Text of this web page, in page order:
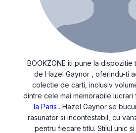
BOOKZONE iti pune la
de Hazel Gaynor , oferindu-ti
colectie de carti, inclusiv
dintre cele mai memorabile lucrari
la Paris . Hazel Gaynor se
rasunator si incontestabil, cu
pentru fiecare titlu. Stilul unic